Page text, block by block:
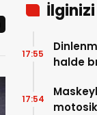
halde
17:55
17:54